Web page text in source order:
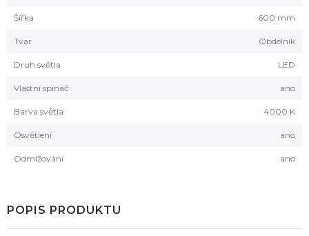
Šířka 600 mm
Tvar Obdélník
Druh světla LED
Vlastní spínač ano
Barva světla 4000 K
Osvětlení ano
Odmlžování ano
POPIS PRODUKTU